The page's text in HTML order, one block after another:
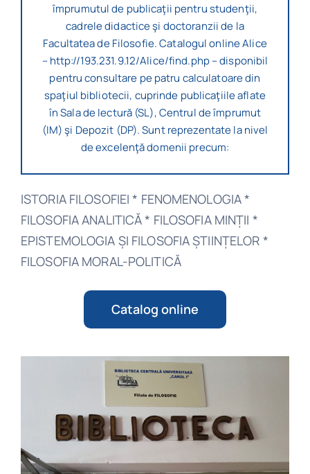
împrumutul de publicaţii pentru studenţii,
cadrele didactice şi doctoranzii de la
Facultatea de Filosofie. Catalogul online Alice
– http://193.231.9.12/Alice/find.php – disponibil
pentru consultare pe patru calculatoare din
spaţiul bibliotecii, cuprinde publicaţiile aflate
în Sala de lectură (SL), Centrul de împrumut
(IM) şi Depozit (DP). Sunt reprezentate la nivel
de excelenţă domenii precum:
ISTORIA FILOSOFIEI * FENOMENOLOGIA *
FILOSOFIA ANALITICĂ * FILOSOFIA MINŢII *
EPISTEMOLOGIA ŞI FILOSOFIA ŞTIINŢELOR *
FILOSOFIA MORAL-POLITICĂ
Catalog online